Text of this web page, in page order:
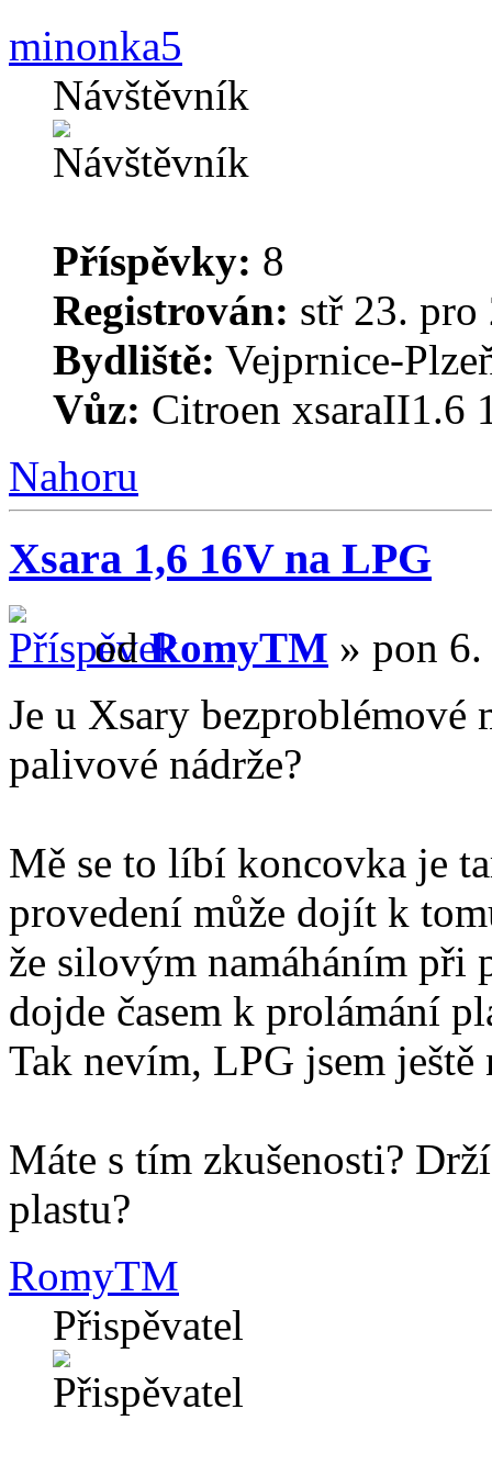
minonka5
Návštěvník
Příspěvky: 8
Registrován: stř 23. pro
Bydliště: Vejprnice-
Vůz: Citroen xsaraII1.6
Nahoru
Xsara 1,6 16V na LPG
odRomyTM » pon
Je u Xsary
palivové nádrže?
Mě se to líbí koncovka je
provedení může dojít k
že silovým namáháním
dojde časem k prolámání
Tak nevím, LPG jsem
Máte s tím zkušenosti?
plastu?
RomyTM
Přispěvatel